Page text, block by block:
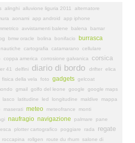
alinghi alluvione liguria 2011
alternatore
aonami app android
app iphone
avvistamenti balene balena
bamar
bmw oracle bolina bonifacio burrasca
cartografia catamarano
cellulare
coppa america corrosione galvanica corsica
41 delfini diario di bordo drifter elica
fisica della vela foto gadgets gelcoat
gmail golfo del leone google
google maps
lasco latitudine led longitudine maldive
mappa
maserati meteo meteofrance
monti
naufragio navigazione palmare pane
plotter cartografico poggiare rada regate
roccapina rollgen route du rhum salone di